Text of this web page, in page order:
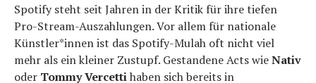
Spotify steht seit Jahren in der Kritik für ihre tiefen
Pro-Stream-Auszahlungen. Vor allem für nationale
Künstler*innen ist das Spotify-Mulah oft nicht viel
mehr als ein kleiner Zustupf. Gestandene Acts wieNativ
oder Tommy Vercettihaben sich bereits in